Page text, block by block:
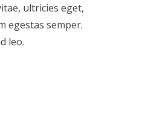
ultricies eget,
egestas semper.
leo.